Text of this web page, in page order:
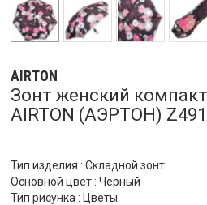
AIRTON
Зонт женский
AIRTON (АЭРТОН)
Тип изделия : Складной зонт
Основной цвет : Черный
Тип рисунка : Цветы